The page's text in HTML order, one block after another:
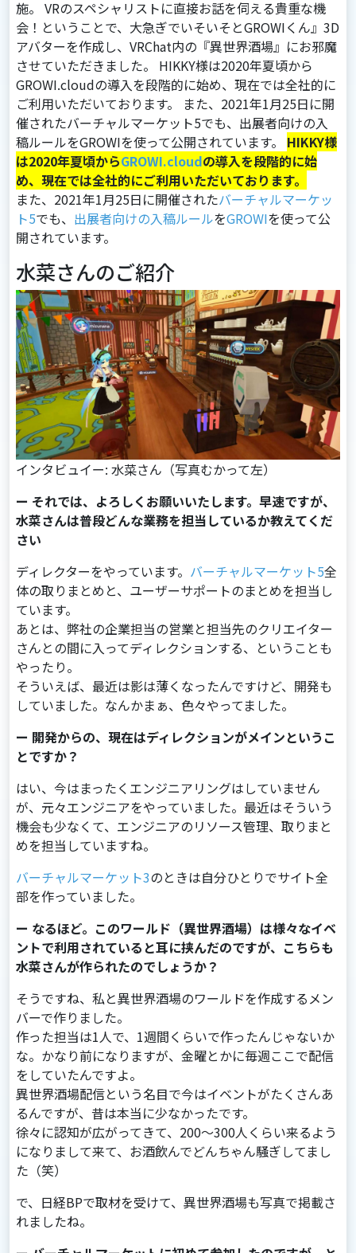
施。 VRのスペシャリストに直接お話を伺える貴重な機
会！ということで、大急ぎでいそいそとGROWIくん』3D
アバターを作成し、VRChat内の『異世界酒場』にお邪魔
させていただきました。 HIKKY様は2020年夏頃から
GROWI.cloudの導入を段階的に始め、現在では全社的に
ご利用いただいております。 また、2021年1月25日に開
催されたバーチャルマーケット5でも、出展者向けの入
稿ルールをGROWIを使って公開されています。 HIKKY様
は2020年夏頃からGROWI.cloudの導入を段階的に始
め、現在では全社的にご利用いただいております。
また、2021年1月25日に開催されたバーチャルマーケッ
ト5でも、 出展者向けの入稿ルールをGROWIを使って公
開されています。
水菜さんのご紹介
インタビュイー: 水菜さん（写真むかって左）
ー それでは、よろしくお願いいたします。早速ですが、
水菜さんは普段どんな業務を担当しているか教えてくだ
さい
ディレクターをやっています。 バーチャルマーケット5全
体の取りまとめと、ユーザーサポートのまとめを担当し
ています。
あとは、弊社の企業担当の営業と担当先のクリエイター
さんとの間に⼊ってディレクションする、ということも
やったり。
そういえば、最近は影は薄くなったんですけど、開発も
していました。なんかまぁ、色々やってました。
ー 開発からの、現在はディレクションがメインというこ
とですか？
はい、今はまったくエンジニアリングはしていません
が、元々エンジニアをやっていました。最近はそういう
機会も少なくて、エンジニアのリソース管理、取りまと
めを担当していますね。
バーチャルマーケット3のときは自分ひとりでサイト全
部を作っていました。
ー なるほど。このワールド（異世界酒場）は様々なイベ
ントで利用されていると耳に挟んだのですが、こちらも
水菜さんが作られたのでしょうか？
そうですね、私と異世界酒場のワールドを作成するメン
バーで作りました。
作った担当は1⼈で、1週間くらいで作ったんじゃないか
な。かなり前になりますが、⾦曜とかに毎週ここで配信
をしていたんですよ。
異世界酒場配信という名⽬で今はイベントがたくさんあ
るんですが、昔は本当に少なかったです。
徐々に認知が広がってきて、200～300⼈くらい来るよう
になりまして来て、お酒飲んでどんちゃん騒ぎしてまし
た（笑）
で、⽇経BPで取材を受けて、異世界酒場も写真で掲載さ
れましたね。